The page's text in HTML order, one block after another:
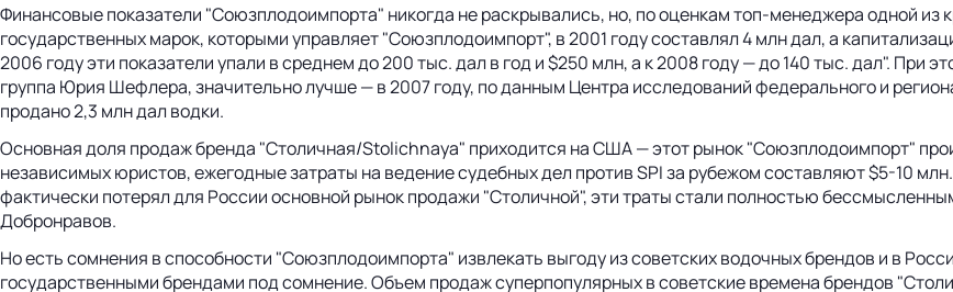
Финансовые показатели "Союзплодоимпорта" никогда не раскрывались, но, по оценкам топ-менеджера одной из
государственных марок, которыми управляет "Союзплодоимпорт", в 2001 году составлял 4 млн дал, а
2006 году эти показатели упали в среднем до 200 тыс. дал в год и $250 млн, а к 2008 году — до 140 тыс. дал". При
группа Юрия Шефлера, значительно лучше — в 2007 году, по данным Центра исследований федерального и
продано 2,3 млн дал водки.
Основная доля продаж бренда "Столичная/Stolichnaya" приходится на США — этот рынок "Союзплодоимпорт"
независимых юристов, ежегодные затраты на ведение судебных дел против SPI за рубежом составляют $5-10
фактически потерял для России основной рынок продажи "Столичной", эти траты стали полностью
Добронравов.
Но есть сомнения в способности "Союзплодоимпорта" извлекать выгоду из советских водочных брендов и в
государственными брендами под сомнение. Объем продаж суперпопулярных в советские времена брендов